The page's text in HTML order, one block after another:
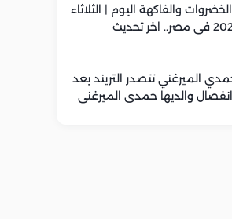
والفاكهة اليوم | الثلاثاء
الميرغني تتصدر التريند بعد
والديها حمدي الميرغني